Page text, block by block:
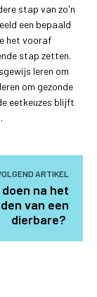
stap van zo'n
een bepaald
het vooraf
stap zetten.
leren om
om gezonde
eetkeuzes blijft
ARTIKEL
na het
van een
dierbare?